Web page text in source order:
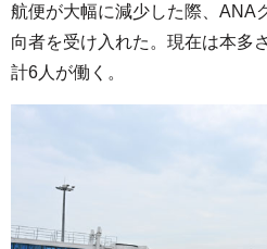
航便が大幅に減少した際、ANA
向者を受け入れた。現在は本多
計6人が働く。